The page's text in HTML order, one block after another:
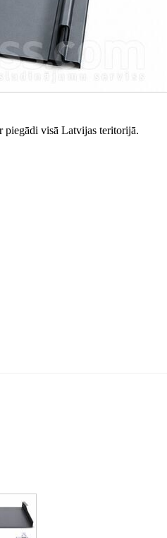
piegādi visā Latvijas teritorijā.